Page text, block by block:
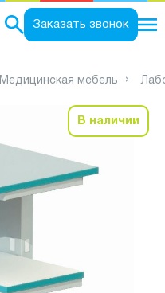
Заказать звонок
Медицинская мебель
В наличии